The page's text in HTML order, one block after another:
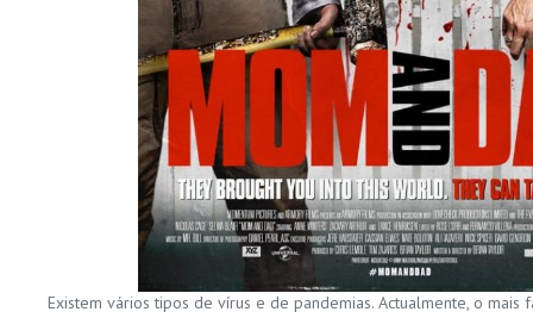
Existem vários tipos de vírus e de pandemias. Actualmente, o mais